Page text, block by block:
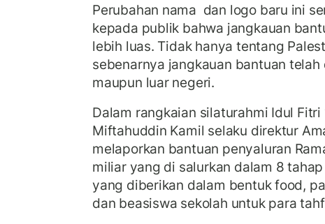
Perubahan nama dan logo baru ini
kepada publik bahwa jangkauan
lebih luas. Tidak hanya tentang
sebenarnya jangkauan bantuan
maupun luar negeri.
Dalam rangkaian silaturahmi Idul
Miftahuddin Kamil selaku direktur
melaporkan bantuan penyaluran
miliar yang di salurkan dalam 8
yang diberikan dalam bentuk food,
dan beasiswa sekolah untuk para